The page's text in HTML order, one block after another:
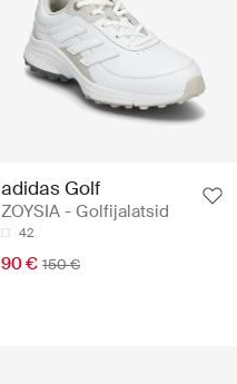
adidas Golf
ZOYSIA - Golfijalatsid
42
90 € 150 €